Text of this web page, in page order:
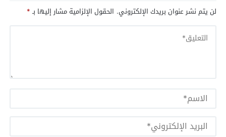
لن يتم نشر عنوان بريدك الإلكتروني. الحقول الإلزامية مشار إليها بـ*